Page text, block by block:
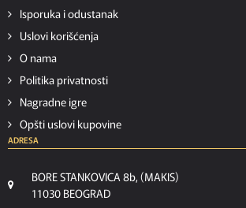
Isporuka i odustanak
Uslovi korišćenja
O nama
Politika privatnosti
Nagradne igre
Opšti uslovi kupovine
ADRESA
BORE STANKOVICA 8b, (MAKIS)
11030 BEOGRAD